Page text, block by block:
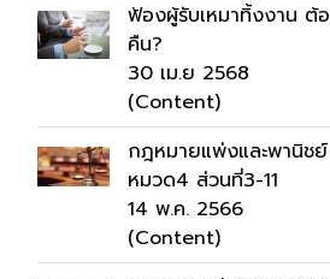
ฟ้องผู้รับเหมาทิ้งงาน ต้อ
คืน?
30 เม.ย 2568
(Content)
กฎหมายแพ่งและพานิช
หมวด4 ส่วนที่3-11
14 พ.ค. 2566
(Content)